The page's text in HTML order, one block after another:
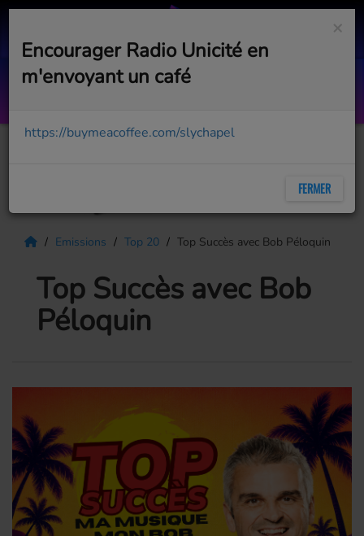
Sunshine In The Room
Emissions Top 20 Top Succès avec Bob Péloquin
Top Succès avec Bob
Péloquin
×
Encourager Radio Unicité en
m'envoyant un café
https://buymeacoffee.com/slychapel
FERMER